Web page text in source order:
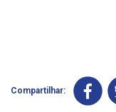
Compartilhar: